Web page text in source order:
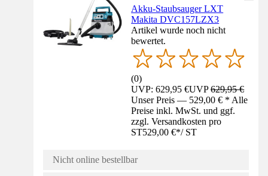
Akku-Staubsauger LXT
Makita DVC157LZX3
Artikel wurde noch nicht
bewertet.
(0)
UVP: 629,95 €UVP629,95 €
Unser Preis — 529,00 € * Alle
Preise inkl. MwSt. und ggf.
zzgl. Versandkosten pro
ST529,00 €*/ ST
Nicht online bestellbar